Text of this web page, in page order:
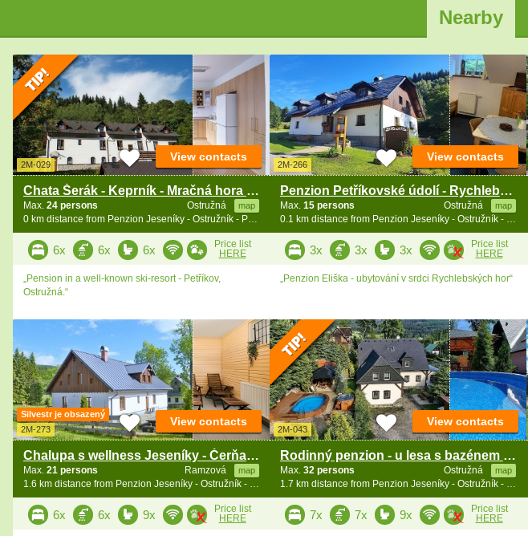
Nearby
2M-029
Chata Šerák - Keprník - Mračná hora - Jeseníky
Ostružná map
Max. 24 persons
0 km distance from Penzion Jeseníky - Ostružník - Petříkov - Ramzová
View contacts
6x 6x 6x
Price list
HERE
„Pension in a well-known ski-resort - Petříkov,
Ostružná.“
2M-266
Penzion Petříkovské údolí - Rychlebské hory
Ostružná map
Max. 15 persons
0.1 km distance from Penzion Jeseníky - Ostružník - Petříkov - Ramzová
View contacts
3x 3x 3x
Price list
HERE
„Penzion Eliška - ubytování v srdci Rychlebských hor“
Silvestr je obsazený
2M-273
Chalupa s wellness Jeseníky - Čerňava a Šerák
Ramzová map
Max. 21 persons
1.6 km distance from Penzion Jeseníky - Ostružník - Petříkov - Ramzová
View contacts
6x 6x 9x
Price list
HERE
2M-043
Rodinný penzion - u lesa s bazénem - Ramzová
Ostružná map
Max. 32 persons
1.7 km distance from Penzion Jeseníky - Ostružník - Petříkov - Ramzová
View contacts
7x 7x 9x
Price list
HERE